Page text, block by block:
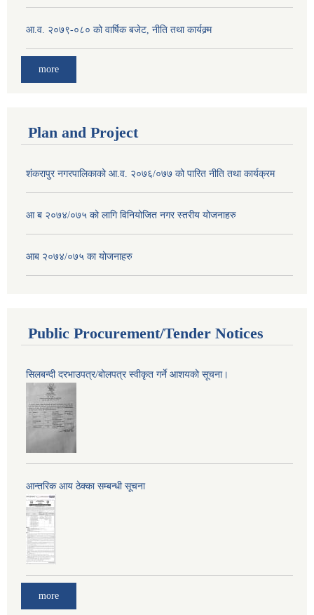
आ.व. २०७९-०८० को वार्षिक बजेट, नीति तथा कार्यक्र्म
more
Plan and Project
शंकरापुर नगरपालिकाको आ.व. २०७६/०७७ को पारित नीति तथा कार्यक्रम
आ ब २०७४/०७५ को लागि विनियोजित नगर स्तरीय योजनाहरु
आब २०७४/०७५ का योजनाहरु
Public Procurement/Tender Notices
सिलबन्दी दरभाउपत्र/बोलपत्र स्वीकृत गर्ने आशयको सूचना।
आन्तरिक आय ठेक्का सम्बन्धी सूचना
more